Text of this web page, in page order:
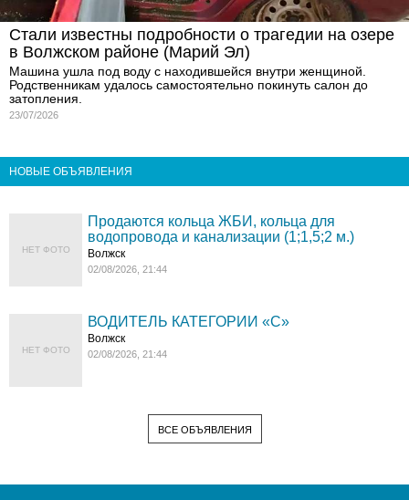
Стали известны подробности о трагедии на озере
в Волжском районе (Марий Эл)
Машина ушла под воду с находившейся внутри женщиной.
Родственникам удалось самостоятельно покинуть салон до
затопления.
23/07/2026
НОВЫЕ ОБЪЯВЛЕНИЯ
НЕТ ФОТО
Продаются кольца ЖБИ, кольца для
водопровода и канализации (1;1,5;2 м.)
Волжск
02/08/2026, 21:44
НЕТ ФОТО
ВОДИТЕЛЬ КАТЕГОРИИ «C»
Волжск
02/08/2026, 21:44
ВСЕ ОБЪЯВЛЕНИЯ